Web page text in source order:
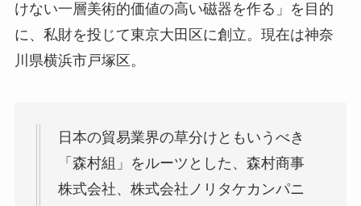
けない一層美術的価値の高い磁器を作る」を目的
に、私財を投じて東京大田区に創立。現在は神奈
川県横浜市戸塚区。
日本の貿易業界の草分けともいうべき
「森村組」をルーツとした、森村商事
株式会社、株式会社ノリタケカンパニ